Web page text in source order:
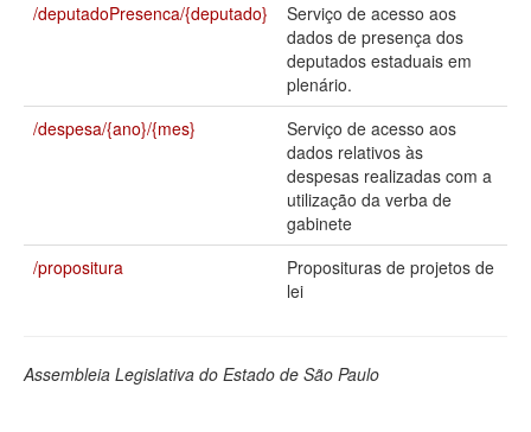
Legislação
Perguntas frequentes
/deputadoPresenca/{deputado}
Serviço de acesso aos
dados de presença dos
deputados estaduais em
plenário.
/despesa/{ano}/{mes}
Serviço de acesso aos
dados relativos às
despesas realizadas com a
utilização da verba de
gabinete
/propositura
Proposituras de projetos de
lei
Assembleia Legislativa do Estado de São Paulo